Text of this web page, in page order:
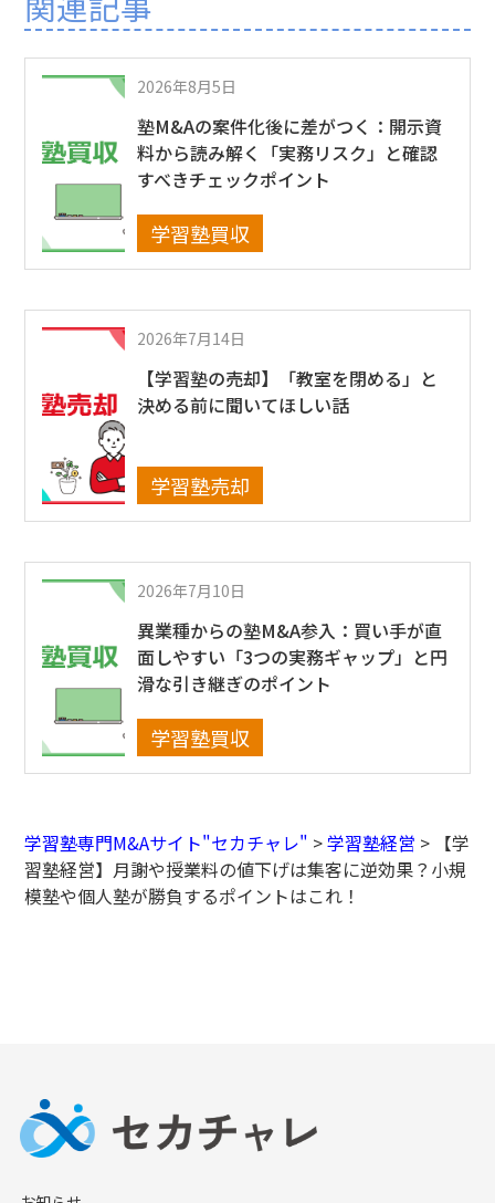
2026年8月5日
塾M&Aの案件化後に差がつく：開示資
料から読み解く「実務リスク」と確認
すべきチェックポイント
学習塾買収
2026年7月14日
【学習塾の売却】「教室を閉める」と
決める前に聞いてほしい話
学習塾売却
2026年7月10日
異業種からの塾M&A参入：買い手が直
面しやすい「3つの実務ギャップ」と円
滑な引き継ぎのポイント
学習塾買収
学習塾専門M&Aサイト"セカチャレ" >学習塾経営 > 【学
習塾経営】月謝や授業料の値下げは集客に逆効果？小規
模塾や個人塾が勝負するポイントはこれ！